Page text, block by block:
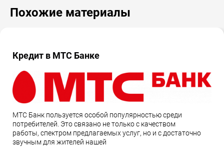
Похожие материалы
Кредит в МТС Банке
МТС Банк пользуется особой популярностью среди
потребителей. Это связано не только с качеством
работы, спектром предлагаемых услуг, но и с достаточно
звучным для жителей нашей